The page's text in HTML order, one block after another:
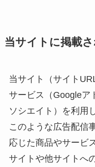
当サイトに掲載
当サイト（サイト
サービス（Googleア
ソシエイト）を利用
このような広告配信
応じた商品やサービ
サイトや他サイトへ